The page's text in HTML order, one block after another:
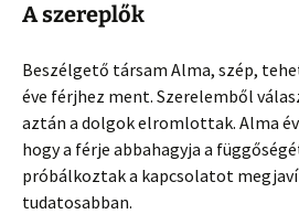
A szereplők
Beszélgető társam Alma, szép,
éve férjhez ment. Szerelemből
aztán a dolgok elromlottak. Alma
hogy a férje abbahagyja a
próbálkoztak a kapcsolatot
tudatosabban.